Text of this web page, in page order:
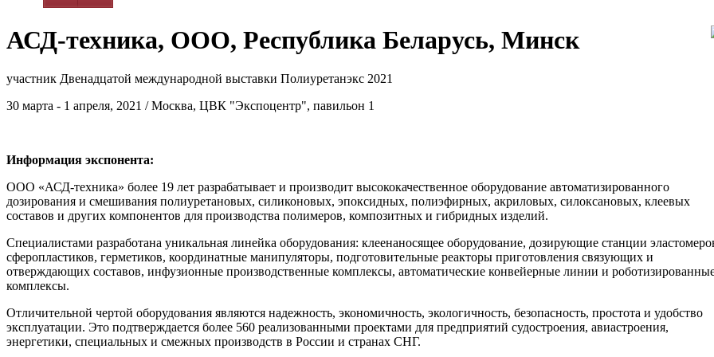
АСД-техника, ООО, Республика Беларусь, Минск
участник Двенадцатой международной выставки Полиуретанэкс 2021
30 марта - 1 апреля, 2021 / Москва, ЦВК "Экспоцентр", павильон 1
Информация экспонента:
ООО «АСД-техника» более 19 лет разрабатывает и производит высококачественное оборудование автоматизированного
дозирования и смешивания полиуретановых, силиконовых, эпоксидных, полиэфирных, акриловых, силоксановых, клеевых
составов и других компонентов для производства полимеров, композитных и гибридных изделий.
Специалистами разработана уникальная линейка оборудования: клеенаносящее оборудование, дозирующие станции
сферопластиков, герметиков, координатные манипуляторы, подготовительные реакторы приготовления связующих и
отверждающих составов, инфузионные производственные комплексы, автоматические конвейерные линии и
комплексы.
Отличительной чертой оборудования являются надежность, экономичность, экологичность, безопасность, простота и удобство
эксплуатации. Это подтверждается более 560 реализованными проектами для предприятий судостроения, авиастроения,
энергетики, специальных и смежных производств в России и странах СНГ.